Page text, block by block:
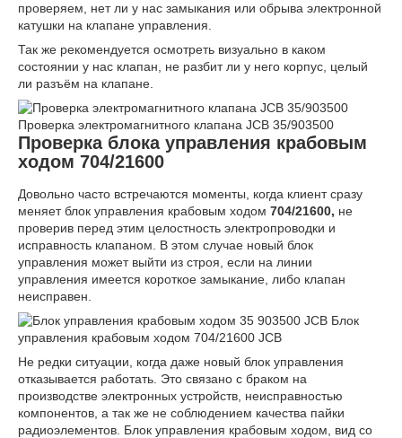
проверяем, нет ли у нас замыкания или обрыва электронной
катушки на клапане управления.
Так же рекомендуется осмотреть визуально в каком
состоянии у нас клапан, не разбит ли у него корпус, целый
ли разъём на клапане.
Проверка электромагнитного клапана JCB 35/903500
Проверка блока управления крабовым
ходом 704/21600
Довольно часто встречаются моменты, когда клиент сразу
меняет блок управления крабовым ходом 704/21600, не
проверив перед этим целостность электропроводки и
исправность клапаном. В этом случае новый блок
управления может выйти из строя, если на линии
управления имеется короткое замыкание, либо клапан
неисправен.
Блок
управления крабовым ходом 704/21600 JCB
Не редки ситуации, когда даже новый блок управления
отказывается работать. Это связано с браком на
производстве электронных устройств, неисправностью
компонентов, а так же не соблюдением качества пайки
радиоэлементов. Блок управления крабовым ходом, вид со